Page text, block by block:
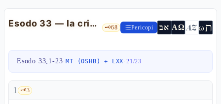
Esodo 33 — la crisi della Presenza e i "volti" di Dio 🗝️68 Pericopi אב ΑΩ AZωת
Esodo 33,1-23·MT (OSHB) + LXX·21/23
1 🗝️3